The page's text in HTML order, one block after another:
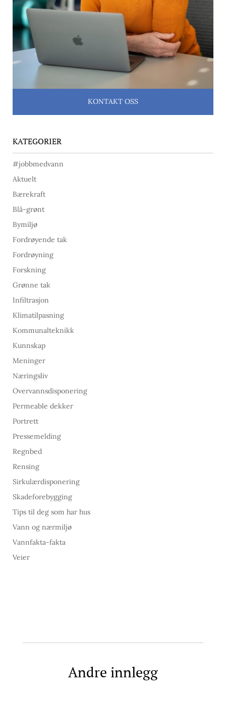
KONTAKT OSS
KATEGORIER
#jobbmedvann
Aktuelt
Bærekraft
Blå-grønt
Bymiljø
Fordrøyende tak
Fordrøyning
Forskning
Grønne tak
Infiltrasjon
Klimatilpasning
Kommunalteknikk
Kunnskap
Meninger
Næringsliv
Overvannsdisponering
Permeable dekker
Portrett
Pressemelding
Regnbed
Rensing
Sirkulærdisponering
Skadeforebygging
Tips til deg som har hus
Vann og nærmiljø
Vannfakta-fakta
Veier
Andre innlegg